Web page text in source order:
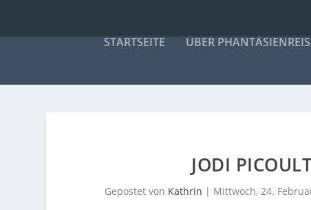
STARTSEITE ÜBER
JODI
Gepostet von Kathrin | Mittwoch, 24.